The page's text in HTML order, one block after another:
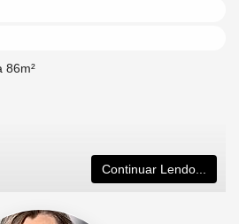
86m²
Continuar Lendo...